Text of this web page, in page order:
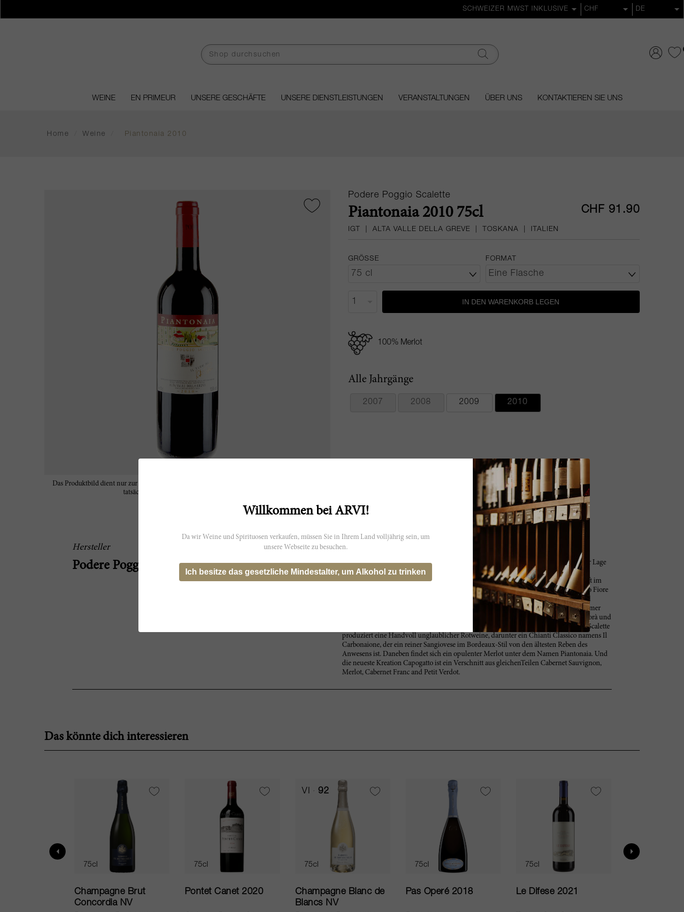
WEINE EN PRIMEUR UNSERE GESCHÄFTE UNSERE DIENSTLEISTUNGEN VERANSTALTUNGEN ÜBER UNS KONTAKTIEREN SIE UNS
Home Weine Piantonaia 2010
Das Produktbild dient nur zur Veranschaulichung und spiegelt möglicherweise nicht genau die
tatsächlichen Eigenschaften des Weins wider.
Podere Poggio Scalette
Piantonaia 2010 75cl
IGT ALTA VALLE DELLA GREVE TOSKANA ITALIEN
CHF 91.90
GRÖSSE FORMAT
IN DEN WARENKORB LEGEN
100% Merlot
Alle Jahrgänge
2007 2008 2009 2010
Hersteller
Podere Poggio Scalette
Der Podere Poggio Scalette verdankt seinen Namen wie auch seinen enormen Ruf der Lage
an den Hängen des Greve-Tals. Aus der Ferne wirken die Weinbergterrassen und
Olivenhaine wie eine spektakuläre Treppenkonstruktion, die sich die Hügellandschaft im
Herzen der Appellation Chianti Classico hinaufwindet. Der leitende Önologe Vittorio Fiore
fügte dieses Anwesen 1991 zusammen, und nach mehreren Umstrukturierungen und
Vergrößerungen umfasst es nun 40 Hektar, wovoen 15 Hektar bestockt sind. Noch immer
bestellt Vittorio diese artenreiche Parzelle, während seine Frau Adriana Assjè di Marcorà und
Sohn Juriji Fiore, selber ein talentierter Önologe, das Tagesgeschäft versehen. Poggio Scalette
produziert eine Handvoll unglaublicher Rotweine, darunter ein Chianti Classico namens Il
Carbonaione, der ein reiner Sangiovese im Bordeaux-Stil von den ältesten Reben des
Anwesens ist. Daneben findet sich ein opulenter Merlot unter dem Namen Piantonaia. Und
die neueste Kreation Capogatto ist ein Verschnitt aus gleichenTeilen Cabernet Sauvignon,
Merlot, Cabernet Franc and Petit Verdot.
Das könnte dich interessieren
75cl
Champagne Brut
Concordia NV
75cl
Pontet Canet 2020
VI 92
75cl
Champagne Blanc de
Blancs NV
75cl
Pas Operé 2018
75cl
Le Difese 2021
Willkommen bei ARVI!
Da wir Weine und Spirituosen verkaufen, müssen Sie in Ihrem Land volljährig sein, um
unsere Webseite zu besuchen.
Ich besitze das gesetzliche Mindestalter, um Alkohol zu trinken